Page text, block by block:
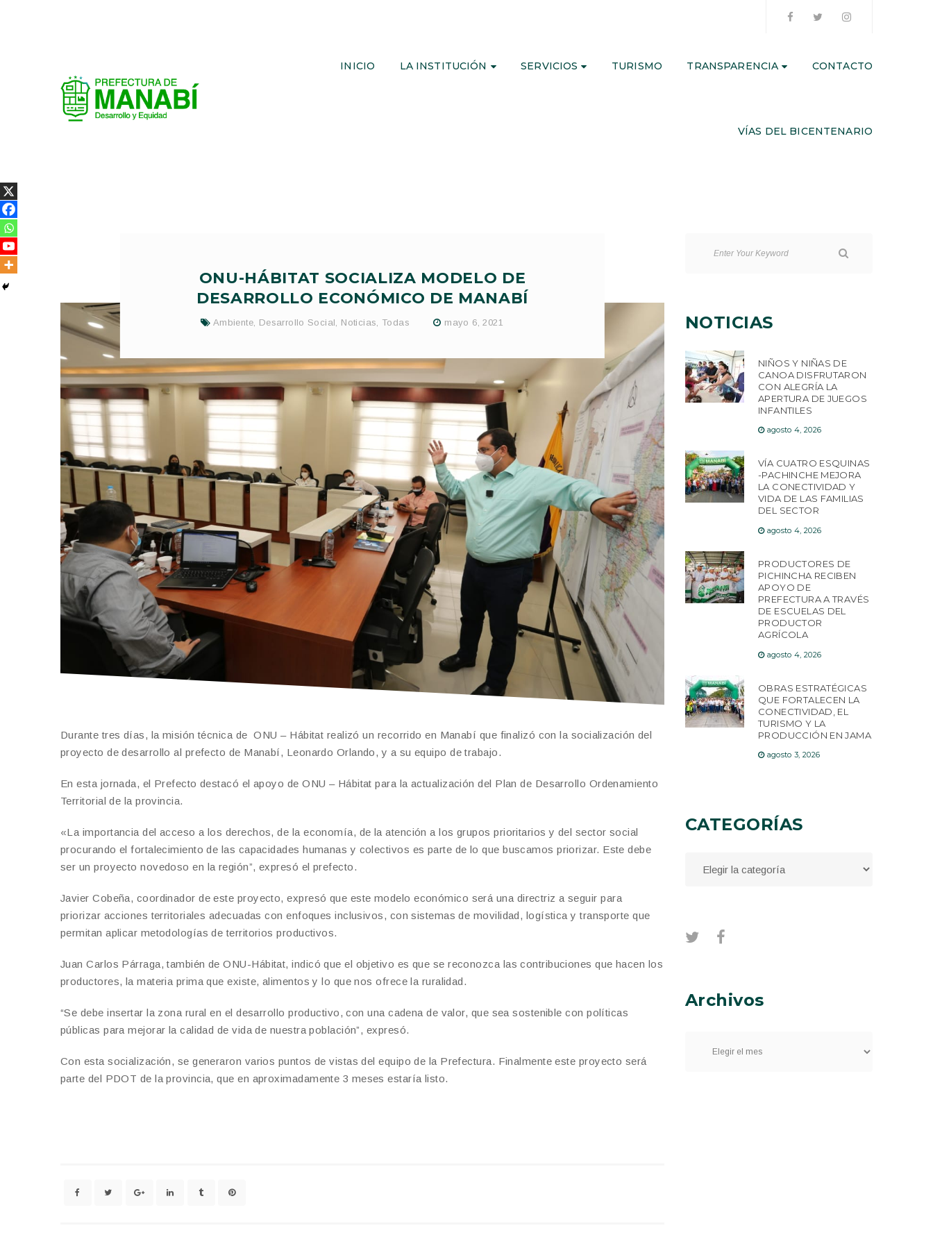
INICIO LA INSTITUCIÓN SERVICIOS TURISMO TRANSPARENCIA CONTACTO
VÍAS DEL BICENTENARIO
ONU-HÁBITAT SOCIALIZA MODELO DE
DESARROLLO ECONÓMICO DE MANABÍ
Ambiente, Desarrollo Social, Noticias, Todas mayo 6, 2021
Durante tres días, la misión técnica de ONU – Hábitat realizó un recorrido en Manabí que finalizó con la socialización del
proyecto de desarrollo al prefecto de Manabí, Leonardo Orlando, y a su equipo de trabajo.
En esta jornada, el Prefecto destacó el apoyo de ONU – Hábitat para la actualización del Plan de Desarrollo Ordenamiento
Territorial de la provincia.
«La importancia del acceso a los derechos, de la economía, de la atención a los grupos prioritarios y del sector social
procurando el fortalecimiento de las capacidades humanas y colectivos es parte de lo que buscamos priorizar. Este debe
ser un proyecto novedoso en la región”, expresó el prefecto.
Javier Cobeña, coordinador de este proyecto, expresó que este modelo económico será una directriz a seguir para
priorizar acciones territoriales adecuadas con enfoques inclusivos, con sistemas de movilidad, logística y transporte que
permitan aplicar metodologías de territorios productivos.
Juan Carlos Párraga, también de ONU-Hábitat, indicó que el objetivo es que se reconozca las contribuciones que hacen los
productores, la materia prima que existe, alimentos y lo que nos ofrece la ruralidad.
“Se debe insertar la zona rural en el desarrollo productivo, con una cadena de valor, que sea sostenible con políticas
públicas para mejorar la calidad de vida de nuestra población”, expresó.
Con esta socialización, se generaron varios puntos de vistas del equipo de la Prefectura. Finalmente este proyecto será
parte del PDOT de la provincia, que en aproximadamente 3 meses estaría listo.
NOTICIAS
NIÑOS Y NIÑAS DE
CANOA DISFRUTARON
CON ALEGRÍA LA
APERTURA DE JUEGOS
INFANTILES
agosto 4, 2026
VÍA CUATRO ESQUINAS
-PACHINCHE MEJORA
LA CONECTIVIDAD Y
VIDA DE LAS FAMILIAS
DEL SECTOR
agosto 4, 2026
PRODUCTORES DE
PICHINCHA RECIBEN
APOYO DE
PREFECTURA A TRAVÉS
DE ESCUELAS DEL
PRODUCTOR
AGRÍCOLA
agosto 4, 2026
OBRAS ESTRATÉGICAS
QUE FORTALECEN LA
CONECTIVIDAD, EL
TURISMO Y LA
PRODUCCIÓN EN JAMA
agosto 3, 2026
CATEGORÍAS
Archivos